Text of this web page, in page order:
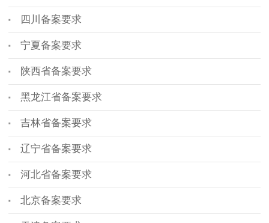
四川备案要求
宁夏备案要求
陕西省备案要求
黑龙江省备案要求
吉林省备案要求
辽宁省备案要求
河北省备案要求
北京备案要求